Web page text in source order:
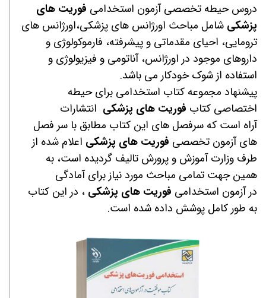
دروس حیطه تخصصی آزمون استخدامی فوریت های
پزشکی شامل مباحث اورژانس های پزشکی،اورژانس های
ترومایی، احیای مقدماتی و پیشرفته، فارموکولوژی و
داروهای موجود در اورژانس، آناتومی و فیزیولوژی و
استفاده از شوک خودکار می باشد.
پیشنهاد مجموعه کتاب استخدامی برای حیطه
اختصاصی کتاب فوریت های پزشکی انتشارات
آراه است که سرفصل های این کتاب مطابق با سر فصل
های آزمون تخصصی فوریت های پزشکی اعلام شده از
طرف وزارت آموزش و پرورش تالیف گردیده است، به
همین جهت تمامی مباحث مورد نیاز برای آمادگی
در آزمون استخدامی فوریت های پزشکی ، در این کتاب
به طور کامل پوشش داده شده است.